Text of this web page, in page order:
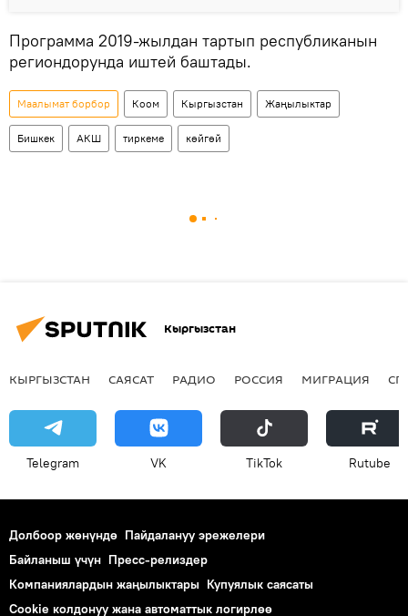
Программа 2019-жылдан тартып республиканын
региондорунда иштей баштады.
Маалымат борбор Коом Кыргызстан Жаңылыктар
Бишкек АКШ тиркеме көйгөй
Кыргызстан
КЫРГЫЗСТАН САЯСАТ РАДИО РОССИЯ МИГРАЦИЯ
Telegram VK ТikТоk Rutube
Долбоор жөнүндө Пайдалануу эрежелери
Байланыш үчүн Пресс-релиздер
Компаниялардын жаңылыктары Купуялык саясаты
Cookie колдонуу жана автоматтык логирлөө